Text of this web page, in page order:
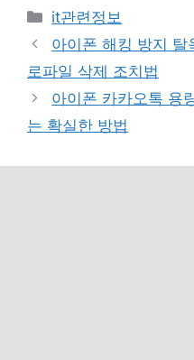
카
테
고
리
it관련정보
아이폰 해킹 방지
로파일 삭제 조치법
아이폰 카카오톡 용
는 확실한 방법